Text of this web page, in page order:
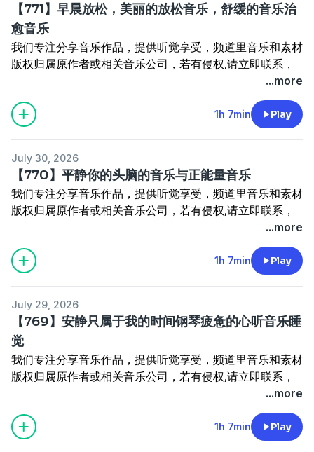
【771】早晨放松，美丽的放松音乐，舒缓的音乐治
愈音乐
我们专注分享音乐作品，提供听觉享受，频道里音乐和素材
版权归属原作者或相关音乐公司，若有侵权,请立即联系，
将迅速采取删除措施；我们呼吁鼓励大家支持正版音乐，共
同维护创作的合法权益，非常感谢支持,您的支持是前进的
动力；收集整理剪辑是一项繁琐的工作，希望理解和尊重；
鼓励留言分享心得和感受，打造积极健康的交流环境，不断
资源可私信我，我会集中回复
本频道所有音乐下载地址：
https://pan.quark.cn/s/370230e022c6
...more
1h 7min Play
July 30, 2026
【770】平静你的头脑的音乐与正能量音乐
我们专注分享音乐作品，提供听觉享受，频道里音乐和素材
版权归属原作者或相关音乐公司，若有侵权,请立即联系，
将迅速采取删除措施；我们呼吁鼓励大家支持正版音乐，共
同维护创作的合法权益，非常感谢支持,您的支持是前进的
动力；收集整理剪辑是一项繁琐的工作，希望理解和尊重；
鼓励留言分享心得和感受，打造积极健康的交流环境，不断
资源可私信我，我会集中回复
本频道所有音乐下载地址：
https://pan.quark.cn/s/370230e022c6
...more
1h 7min Play
July 29, 2026
【769】安静只属于我的时间钢琴疲惫的心听音乐睡
觉
我们专注分享音乐作品，提供听觉享受，频道里音乐和素材
版权归属原作者或相关音乐公司，若有侵权,请立即联系，
将迅速采取删除措施；我们呼吁鼓励大家支持正版音乐，共
同维护创作的合法权益，非常感谢支持,您的支持是前进的
动力；收集整理剪辑是一项繁琐的工作，希望理解和尊重；
鼓励留言分享心得和感受，打造积极健康的交流环境，不断
...more
1h 7min Play